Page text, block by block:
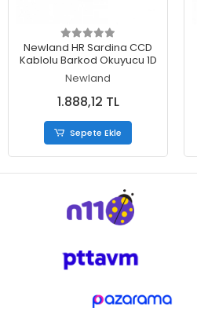
Sepete Ekle
Newland HR Sardina CCD
Kablolu Barkod Okuyucu 1D
Newland
1.888,12 TL
Sepete Ekle